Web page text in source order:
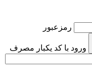
رمزعبور
ورود با کد یکبار مصرف